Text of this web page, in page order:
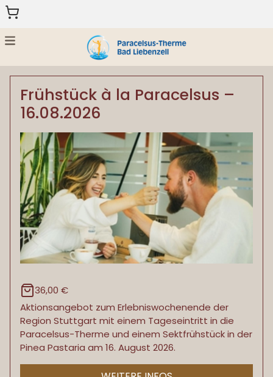
Menu
HOME
GESCHENKGUTSCHEINE
ZURÜCK
Frühstück à la Paracelsus –
16.08.2026
36,00 €
Aktionsangebot zum Erlebniswochenende der
Region Stuttgart mit einem Tageseintritt in die
Paracelsus-Therme und einem Sektfrühstück in der
Pinea Pastaria am 16. August 2026.